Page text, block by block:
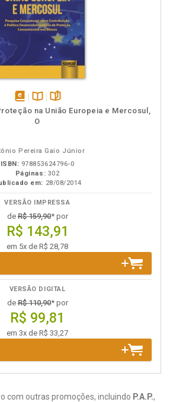
disponível
Disponível
na
páginas
na União Europeia e Mercosul,
O
Pereira Gaio Júnior
ISBN: 978853624796-0
Páginas: 302
em: 28/08/2014
VERSÃO IMPRESSA
deR$ 159,90* por
R$ 143,91
em 5x de R$ 28,78
VERSÃO DIGITAL
deR$ 110,90* por
R$ 99,81
em 3x de R$ 33,27
com outras promoções, incluindo P.A.P.,